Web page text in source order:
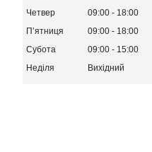
Четвер
09:00
18:00
Пʼятниця
09:00
18:00
Субота
09:00
15:00
Неділя
Вихідний